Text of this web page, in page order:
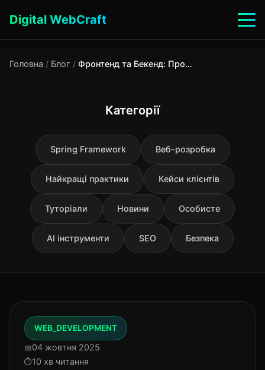
Digital WebCraft
Головна / Блог / Фронтенд та Бекенд: Просте пояснення
Категорії
Spring Framework Веб-розробка
Найкращі практики Кейси клієнтів
Туторіали Новини Особисте
AI інструменти SEO Безпека
WEB_DEVELOPMENT
04 жовтня 2025
10 хв читання